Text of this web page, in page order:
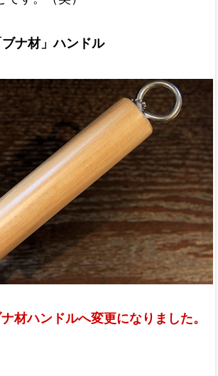
ナ材」ハンドル
材ハンドルへ変更になりました。